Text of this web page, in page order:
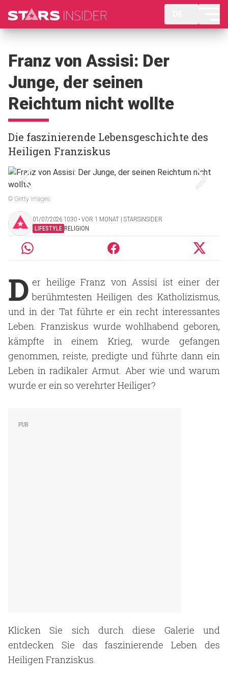
Franz von Assisi: Der
Junge, der seinen
Reichtum nicht wollte
Die faszinierende Lebensgeschichte des
Heiligen Franziskus
© Getty Images
01/07/2026 10:30 ‧ VOR 1 MONAT | STARSINSIDER
LIFESTYLE RELIGION
D er heilige Franz von Assisi ist einer der
berühmtesten Heiligen des Katholizismus,
und in der Tat führte er ein recht interessantes
Leben. Franziskus wurde wohlhabend geboren,
kämpfte in einem Krieg, wurde gefangen
genommen, reiste, predigte und führte dann ein
Leben in radikaler Armut. Aber wie und warum
wurde er ein so verehrter Heiliger?
Klicken Sie sich durch diese Galerie und
entdecken Sie das faszinierende Leben des
Heiligen Franziskus.